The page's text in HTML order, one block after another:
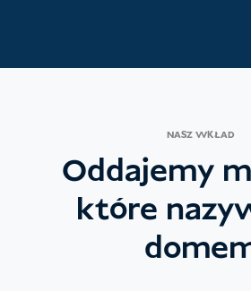
NASZ WKŁAD
Oddajemy
które